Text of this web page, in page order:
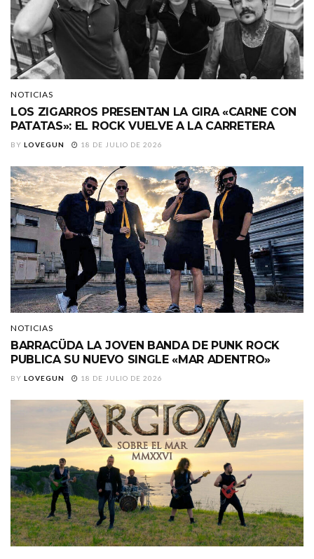
NOTICIAS
LOS ZIGARROS PRESENTAN LA GIRA «CARNE CON
PATATAS»: EL ROCK VUELVE A LA CARRETERA
BY LOVEGUN 18 DE JULIO DE 2026
NOTICIAS
BARRACÜDA LA JOVEN BANDA DE PUNK ROCK
PUBLICA SU NUEVO SINGLE «MAR ADENTRO»
BY LOVEGUN 18 DE JULIO DE 2026